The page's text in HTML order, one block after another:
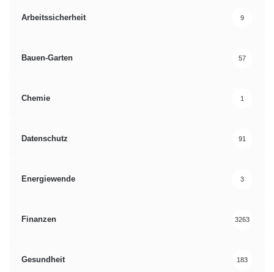
Arbeitssicherheit 9
Bauen-Garten 57
Chemie 1
Datenschutz 91
Energiewende 3
Finanzen 3263
Gesundheit 183